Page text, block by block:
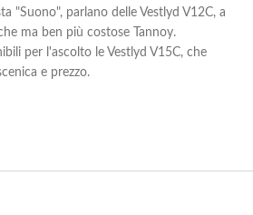
"Suono", parlano delle Vestlyd V12C, a
ma ben più costose Tannoy.
per l'ascolto le Vestlyd V15C, che
e prezzo.